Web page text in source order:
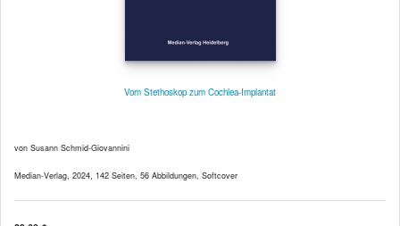
Vom Stethoskop zum Cochlea-Implantat
von Susann Schmid-Giovannini
Median-Verlag, 2024, 142 Seiten, 56 Abbildungen, Softcover